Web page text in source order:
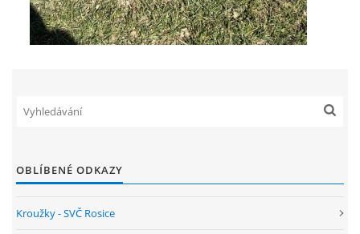
OBLÍBENÉ ODKAZY
Kroužky - SVČ Rosice